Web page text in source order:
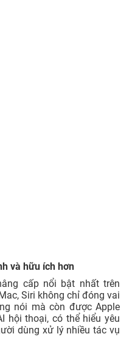
và hữu ích hơn
cấp nổi bật nhất trên
Siri không chỉ đóng vai
nói mà còn được Apple
hội thoại, có thể hiểu yêu
dùng xử lý nhiều tác vụ